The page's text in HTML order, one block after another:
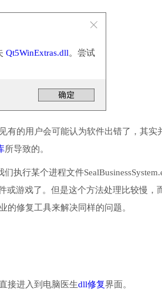
Qt5WinExtras.dll。尝试
有的用户会可能认为软件出错了，其实
所导致的。
执行某个进程文件
游戏了。但是这个方法处理比较慢，
修复工具来解决同样的问题。
接进入到电脑医生dll修复界面。